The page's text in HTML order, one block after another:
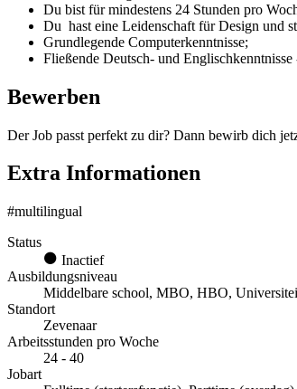
Du bist für mindestens 24 Stunden pro
Du hast eine Leidenschaft für Design und
Grundlegende Computerkenntnisse;
Fließende Deutsch- und
Bewerben
Der Job passt perfekt zu dir? Dann bewirb dich
Extra Informationen
#multilingual
Status
Inactief
Ausbildungsniveau
Middelbare school, MBO, HBO,
Standort
Zevenaar
Arbeitsstunden pro Woche
24 - 40
Jobart